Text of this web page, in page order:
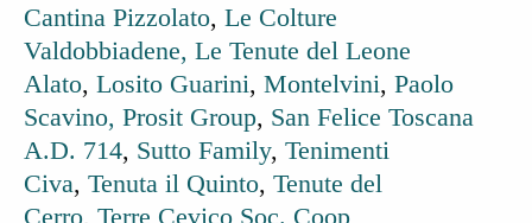
Cantina Pizzolato, Le Colture
Valdobbiadene, Le Tenute del Leone
Alato, Losito Guarini, Montelvini, Paolo
Scavino, Prosit Group, San Felice Toscana
A.D. 714, Sutto Family, Tenimenti
Civa, Tenuta il Quinto, Tenute del
Cerro, Terre Cevico Soc. Coop